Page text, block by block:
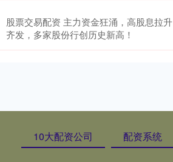
股票交易配资 主力资金狂涌，高股息拉
齐发，多家股份行创历史新高！
10大配资公司 配资系统